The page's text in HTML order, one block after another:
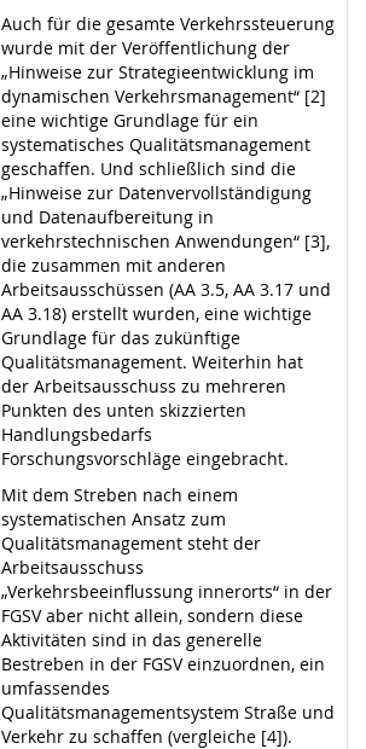
Auch für die gesamte Verkehrssteuerung
wurde mit der Veröffentlichung der
„Hinweise zur Strategieentwicklung im
dynamischen Verkehrsmanagement“ [2]
eine wichtige Grundlage für ein
systematisches Qualitätsmanagement
geschaffen. Und schließlich sind die
„Hinweise zur Datenvervollständigung
und Datenaufbereitung in
verkehrstechnischen Anwendungen“ [3],
die zusammen mit anderen
Arbeitsausschüssen (AA 3.5, AA 3.17 und
AA 3.18) erstellt wurden, eine wichtige
Grundlage für das zukünftige
Qualitätsmanagement. Weiterhin hat
der Arbeitsausschuss zu mehreren
Punkten des unten skizzierten
Handlungsbedarfs
Forschungsvorschläge eingebracht.
Mit dem Streben nach einem
systematischen Ansatz zum
Qualitätsmanagement steht der
Arbeitsausschuss
„Verkehrsbeeinflussung innerorts“ in der
FGSV aber nicht allein, sondern diese
Aktivitäten sind in das generelle
Bestreben in der FGSV einzuordnen, ein
umfassendes
Qualitätsmanagementsystem Straße und
Verkehr zu schaffen (vergleiche [4]).